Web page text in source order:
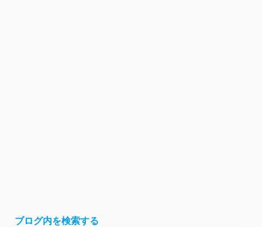
ブログ内を検索する